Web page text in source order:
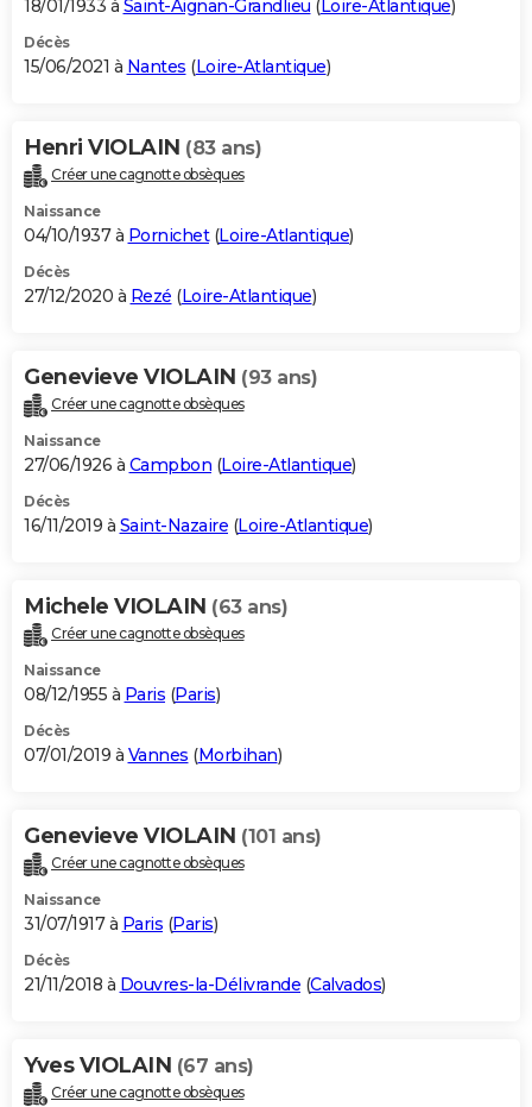
18/01/1933 à Saint-Aignan-Grandlieu ( Loire-Atlantique)
Décès
15/06/2021 à Nantes (Loire-Atlantique)
Henri VIOLAIN (83 ans)
Créer une cagnotte obsèques
Naissance
04/10/1937 à Pornichet(Loire-Atlantique)
Décès
27/12/2020 à Rezé (Loire-Atlantique)
Genevieve VIOLAIN (93 ans)
Créer une cagnotte obsèques
Naissance
27/06/1926 à Campbon (Loire-Atlantique)
Décès
16/11/2019 à Saint-Nazaire (Loire-Atlantique)
Michele VIOLAIN (63 ans)
Créer une cagnotte obsèques
Naissance
08/12/1955 à Paris (Paris)
Décès
07/01/2019 à Vannes (Morbihan)
Genevieve VIOLAIN (101 ans)
Créer une cagnotte obsèques
Naissance
31/07/1917 à Paris (Paris)
Décès
21/11/2018 à Douvres-la-Délivrande (Calvados)
Yves VIOLAIN (67 ans)
Créer une cagnotte obsèques